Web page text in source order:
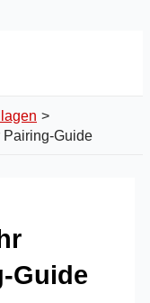
Pairing-Guide
Guide